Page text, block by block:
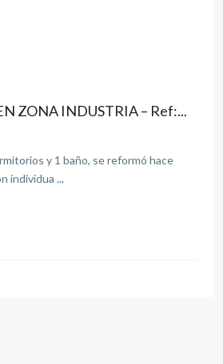
ZONA INDUSTRIA – Ref:...
y 1 baño, se reformó hace
individua ...